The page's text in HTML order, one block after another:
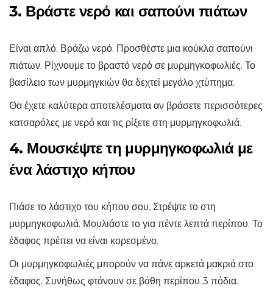
3. Βράστε νερό και σαπούνι πιάτων
Είναι απλό. Βράζω νερό. Προσθέστε μια κούκλα σαπούνι
πιάτων. Ρίχνουμε το βραστό νερό σε μυρμηγκοφωλιές. Το
βασίλειο των μυρμηγκιών θα δεχτεί μεγάλο χτύπημα.
Θα έχετε καλύτερα αποτελέσματα αν βράσετε περισσότερες
κατσαρόλες με νερό και τις ρίξετε στη μυρμηγκοφωλιά.
4. Μουσκέψτε τη μυρμηγκοφωλιά με
ένα λάστιχο κήπου
Πιάσε το λάστιχο του κήπου σου. Στρέψτε το στη
μυρμηγκοφωλιά. Μουλιάστε το για πέντε λεπτά περίπου. Το
έδαφος πρέπει να είναι κορεσμένο.
Οι μυρμηγκοφωλιές μπορούν να πάνε αρκετά μακριά στο
έδαφος. Συνήθως φτάνουν σε βάθη περίπου 3 πόδια.